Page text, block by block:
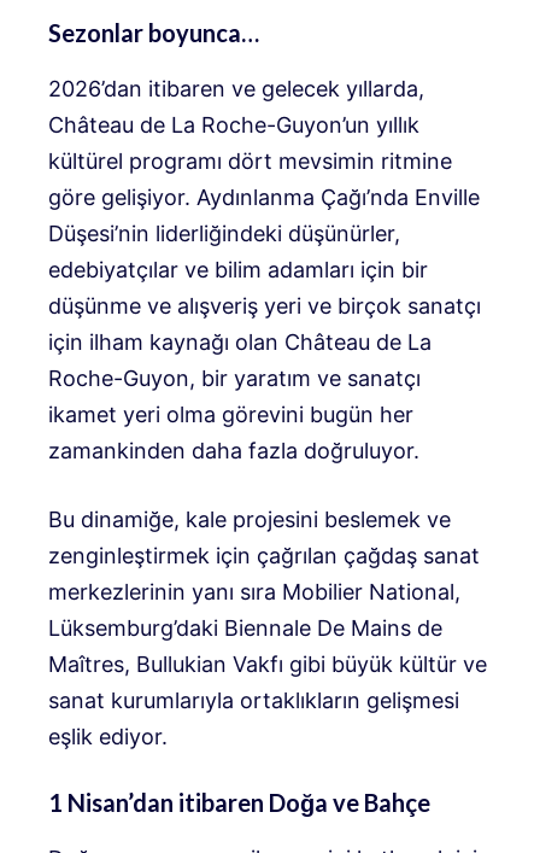
Sezonlar boyunca…
2026’dan itibaren ve gelecek yıllarda,
Château de La Roche-Guyon’un yıllık
kültürel programı dört mevsimin ritmine
göre gelişiyor. Aydınlanma Çağı’nda Enville
Düşesi’nin liderliğindeki düşünürler,
edebiyatçılar ve bilim adamları için bir
düşünme ve alışveriş yeri ve birçok sanatçı
için ilham kaynağı olan Château de La
Roche-Guyon, bir yaratım ve sanatçı
ikamet yeri olma görevini bugün her
zamankinden daha fazla doğruluyor.
Bu dinamiğe, kale projesini beslemek ve
zenginleştirmek için çağrılan çağdaş sanat
merkezlerinin yanı sıra Mobilier National,
Lüksemburg’daki Biennale De Mains de
Maîtres, Bullukian Vakfı gibi büyük kültür ve
sanat kurumlarıyla ortaklıkların gelişmesi
eşlik ediyor.
1 Nisan’dan itibaren Doğa ve Bahçe